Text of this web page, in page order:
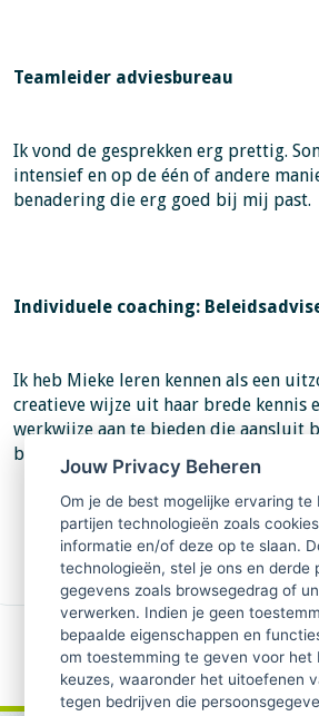
Teamleider adviesbureau
Ik vond de gesprekken erg prettig.
intensief en op de één of andere
benadering die erg goed bij mij past.
Individuele coaching:
Ik heb Mieke leren kennen als een
creatieve wijze uit haar brede kennis
werkwijze aan te bieden die aansluit
brengt.
Jouw Privacy Beheren
Om je de best mogelijke ervaring
partijen technologieën zoals
informatie en/of deze op te slaan.
technologieën, stel je ons en derde
gegevens zoals browsegedrag of
verwerken. Indien je geen
bepaalde eigenschappen en
om toestemming te geven voor
keuzes, waaronder het uitoefenen
tegen bedrijven die